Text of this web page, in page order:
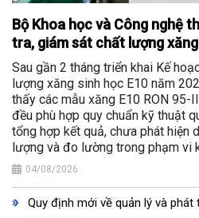
Bộ Khoa học và Công nghệ
tra, giám sát chất lượng
Sau gần 2 tháng triển khai Kế
lượng xăng sinh học E10 năm
thấy các mẫu xăng E10 RON
đều phù hợp quy chuẩn kỹ thuật
tổng hợp kết quả, chưa phát hiện
lượng và đo lường trong phạm vi
04/08/2026
Quy định mới về quản lý và